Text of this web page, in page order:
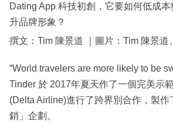
Dating App 科技初創，它要如何低成
升品牌形象？
撰文：Tim 陳景道 ｜圖片：Tim 陳景道
“World travelers are more likely to be
Tinder 於 2017年夏天作了一個完美示
(Delta Airline)進行了跨界別合作，製作
銷」企劃。